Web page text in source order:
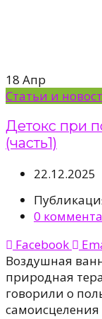
18 Апр
Статьи и
Детокс при
(часть1)
22.12.2025
0
Facebook
Воздушная
природная
говорили о
самоисцеления